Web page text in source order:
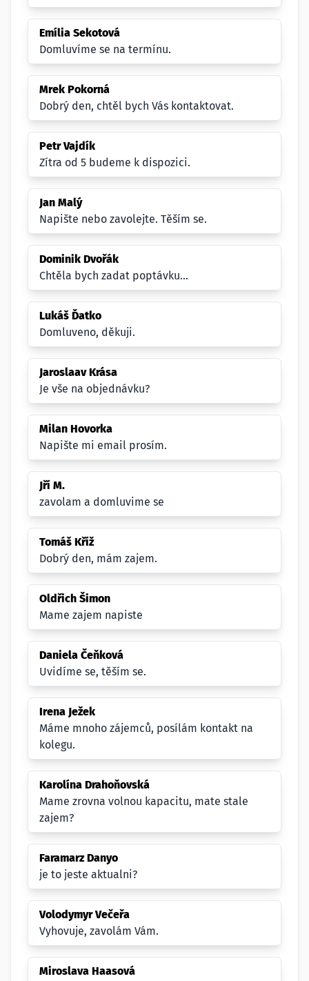
Emília Sekotová
Domluvíme se na termínu.
Mrek Pokorná
Dobrý den, chtěl bych Vás kontaktovat.
Petr Vajdík
Zítra od 5 budeme k dispozici.
Jan Malý
Napište nebo zavolejte. Těším se.
Dominik Dvořák
Chtěla bych zadat poptávku...
Lukáš Ďatko
Domluveno, děkuji.
Jaroslaav Krása
Je vše na objednávku?
Milan Hovorka
Napište mi email prosím.
Jří M.
zavolam a domluvime se
Tomáš Kříž
Dobrý den, mám zajem.
Oldřich Šimon
Mame zajem napiste
Daniela Čeňková
Uvidíme se, těším se.
Irena Ježek
Máme mnoho zájemců, posílám kontakt na
kolegu.
Karolína Drahoňovská
Mame zrovna volnou kapacitu, mate stale
zajem?
Faramarz Danyo
je to jeste aktualni?
Volodymyr Večeřa
Vyhovuje, zavolám Vám.
Miroslava Haasová